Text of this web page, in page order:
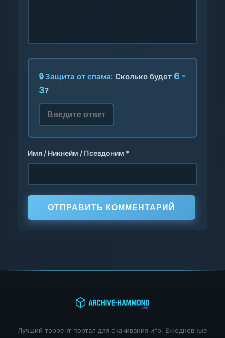
🔒 Защита от спама: Сколько будет 6 -
3?
Имя / Никнейм / Псевдоним *
ОТПРАВИТЬ КОММЕНТАРИЙ
Лучший торрент портал для скачивания игр. Ежедневные